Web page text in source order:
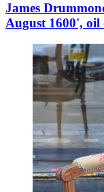
James
August 1600', oil